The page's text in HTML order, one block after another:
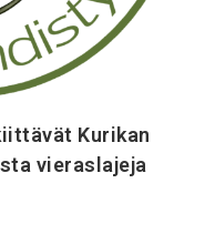
Kurikan
vieraslajeja